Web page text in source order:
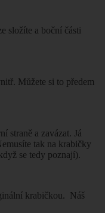
složíte a boční části
Můžete si to předem
straně a zavázat. Já
tak na krabičky
se tedy poznají).
krabičkou. Náš